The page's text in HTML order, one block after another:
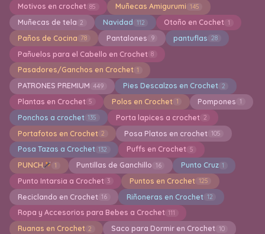
Motivos en crochet 85 Muñecas Amigurumi 145
Muñecas de tela 2 Navidad 112 Otoño en Cochet 1
Paños de Cocina 78 Pantalones 9 pantuflas 28
Pañuelos para el Cabello en Crochet 8
Pasadores/Ganchos en Crochet 1
PATRONES PREMIUM 449 Pies Descalzos en Crochet 2
Plantas en Crochet 5 Polos en Crochet 1 Pompones 1
Ponchos a crochet 135 Porta lapices a crochet 2
Portafotos en Crochet 2 Posa Platos en crochet 105
Posa Tazas a Crochet 132 Puffs en Crochet 5
PUNCH 1 Puntillas de Ganchillo 16 Punto Cruz 1
Punto Intarsia a Crochet 3 Puntos en Crochet 125
Reciclando en Crochet 16 Riñoneras en Crochet 12
Ropa y Accesorios para Bebes a Crochet 111
Ruanas en Crochet 2 Saco para Dormir en Crochet 10